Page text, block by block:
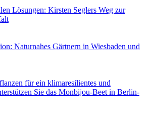
Lösungen: Kirsten Seglers Weg zur
Naturnahes Gärtnern in Wiesbaden und
für ein klimaresilientes und
Sie das Monbijou-Beet in Berlin-